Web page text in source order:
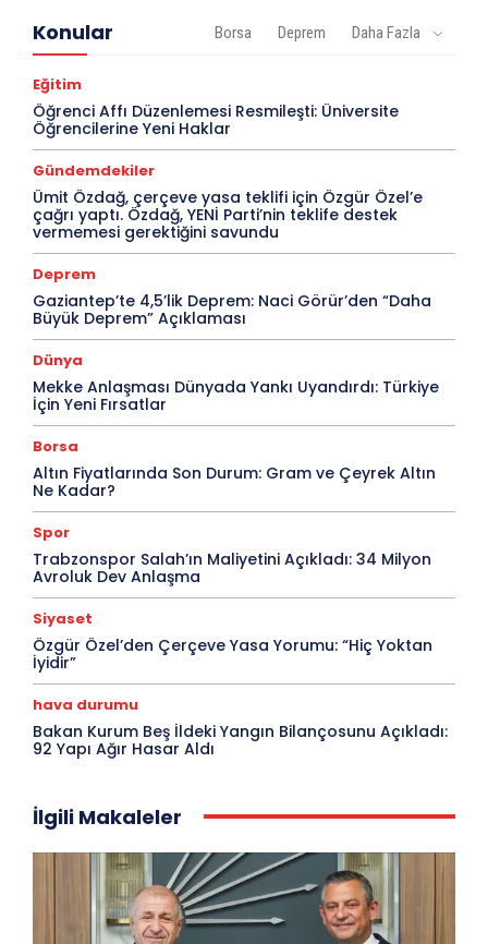
Konular Borsa Deprem Daha Fazla
Eğitim
Öğrenci Affı Düzenlemesi Resmileşti: Üniversite
Öğrencilerine Yeni Haklar
Gündemdekiler
Ümit Özdağ, çerçeve yasa teklifi için Özgür Özel’e
çağrı yaptı. Özdağ, YENİ Parti’nin teklife destek
vermemesi gerektiğini savundu
Deprem
Gaziantep’te 4,5’lik Deprem: Naci Görür’den “Daha
Büyük Deprem” Açıklaması
Dünya
Mekke Anlaşması Dünyada Yankı Uyandırdı: Türkiye
İçin Yeni Fırsatlar
Borsa
Altın Fiyatlarında Son Durum: Gram ve Çeyrek Altın
Ne Kadar?
Spor
Trabzonspor Salah’ın Maliyetini Açıkladı: 34 Milyon
Avroluk Dev Anlaşma
Siyaset
Özgür Özel’den Çerçeve Yasa Yorumu: “Hiç Yoktan
İyidir”
hava durumu
Bakan Kurum Beş İldeki Yangın Bilançosunu Açıkladı:
92 Yapı Ağır Hasar Aldı
İlgili Makaleler